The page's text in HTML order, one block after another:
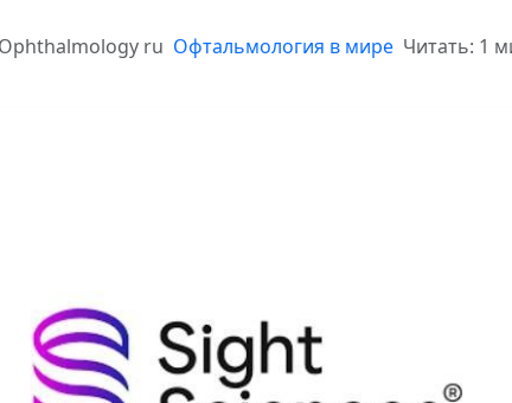
Ophthalmology ru Офтальмология в мире Читать: 1